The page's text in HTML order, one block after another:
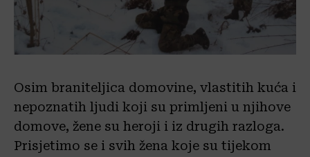
Osim braniteljica domovine, vlastitih kuća i
nepoznatih ljudi koji su primljeni u njihove
domove, žene su heroji i iz drugih razloga.
Prisjetimo se i svih žena koje su tijekom